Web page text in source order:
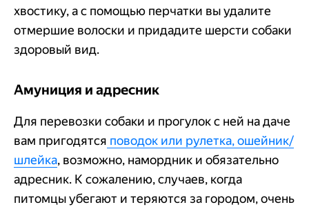
хвостику, а с помощью перчатки вы удалите
отмершие волоски и придадите шерсти собаки
здоровый вид.
Амуниция и адресник
Для перевозки собаки и прогулок с ней на даче
вам пригодятся поводок или рулетка, ошейник/
шлейка, возможно, намордник и обязательно
адресник. К сожалению, случаев, когда
питомцы убегают и теряются за городом, очень